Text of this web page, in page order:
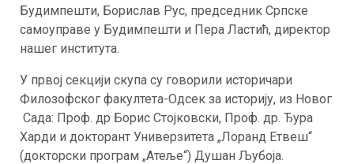
Будимпешти, Борислав Рус, председник Српске
самоуправе у Будимпешти и Пера Ластић, директор
нашег института.
У првој секцији скупа су говорили историчари
Филозофског факултета-Одсек за историју, из Новог
Сада: Проф. др Борис Стојковски, Проф. др. Ђура
Харди и докторант Универзитета „Лоранд Етвеш“
(докторски програм „Атеље“) Душан Љубоја.